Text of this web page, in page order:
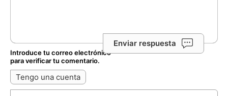
Enviar respuesta
Introduce tu correo electrónico
para verificar tu comentario.
Tengo una cuenta